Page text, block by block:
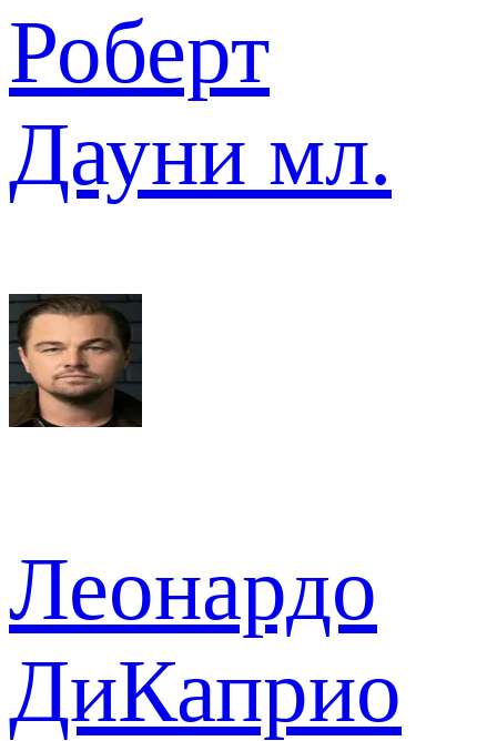
Роберт
Дауни мл.
Леонардо
ДиКаприо